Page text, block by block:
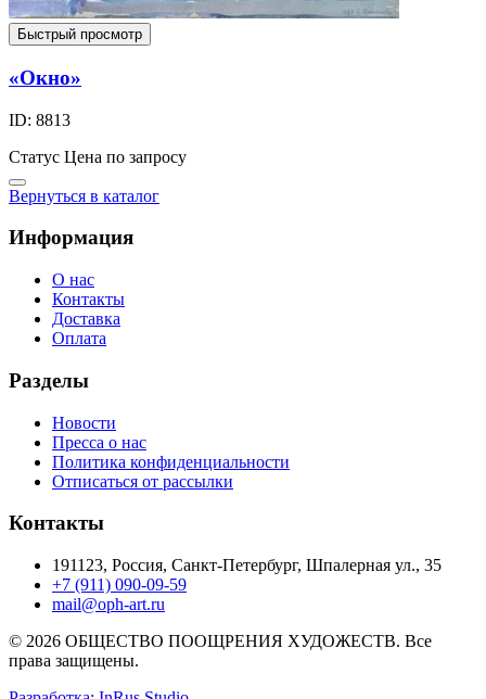
Быстрый просмотр
«Окно»
ID: 8813
Статус Цена по запросу
Вернуться в каталог
Информация
О нас
Контакты
Доставка
Оплата
Разделы
Новости
Пресса о нас
Политика конфиденциальности
Отписаться от рассылки
Контакты
191123, Россия, Санкт-Петербург, Шпалерная ул., 35
+7 (911) 090-09-59
mail@oph-art.ru
© 2026 ОБЩЕСТВО ПООЩРЕНИЯ ХУДОЖЕСТВ. Все
права защищены.